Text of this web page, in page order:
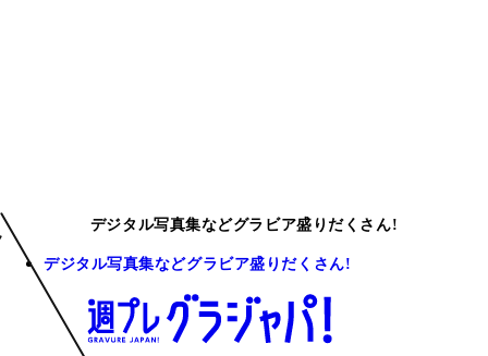
デジタル写真集などグラビア盛りだくさん!
デジタル写真集などグラビア盛りだくさん!